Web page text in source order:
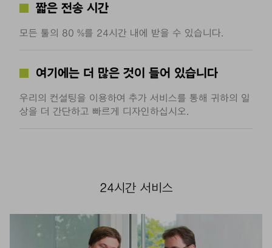
짧은 전송 시간
모든 툴의 80 %를 24시간 내에 받을 수 있습니다.
여기에는 더 많은 것이 들어 있습니다
우리의 컨설팅을 이용하여 추가 서비스를 통해 귀하의 일
상을 더 간단하고 빠르게 디자인하십시오.
24시간 서비스